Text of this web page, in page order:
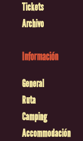
Tickets
Archivo
Información
General
Ruta
Camping
Accommodación